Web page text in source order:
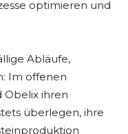
optimieren und
Abläufe,
Im offenen
Obelix ihren
überlegen, ihre